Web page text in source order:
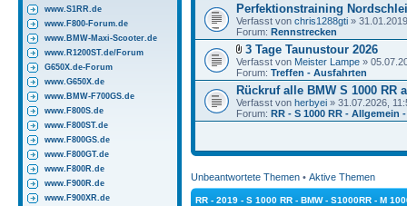
www.S1RR.de
www.F800-Forum.de
www.BMW-Maxi-Scooter.de
www.R1200ST.de/Forum
G650X.de-Forum
www.G650X.de
www.BMW-F700GS.de
www.F800S.de
www.F800ST.de
www.F800GS.de
www.F800GT.de
www.F800R.de
www.F900R.de
www.F900XR.de
Perfektionstraining
Verfasst von chris1288gti »
Forum: Rennstrecken
3 Tage Taunustour 2026
Verfasst von Meister Lampe »
Forum: Treffen - Ausfahrten
Rückruf alle BMW S 1000 RR
Verfasst von herbyei » 31.07.2026,
Forum: RR - S 1000 RR - Allgemein
Unbeantwortete Themen • Aktive Themen
RR - 2019 - S 1000 RR - BMW - S1000RR - M